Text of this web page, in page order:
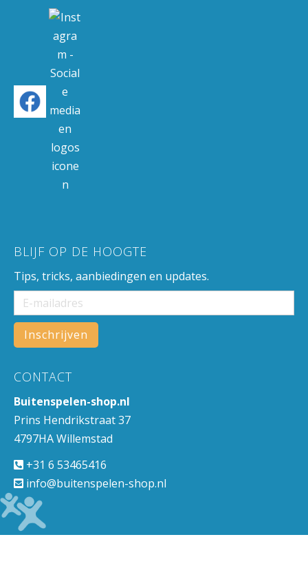
BLIJF OP DE HOOGTE
Tips, tricks, aanbiedingen en updates.
CONTACT
Buitenspelen-shop.nl
Prins Hendrikstraat 37
4797HA Willemstad
+31 6 53465416
info@buitenspelen-shop.nl